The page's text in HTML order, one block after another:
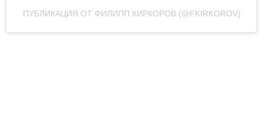
ПУБЛИКАЦИЯ ОТ ФИЛИПП КИРКОРОВ (@FKIRKOROV)